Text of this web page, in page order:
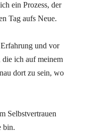
ein Prozess, der
Tag aufs Neue.
und vor
ich auf meinem
dort zu sein, wo
Selbstvertrauen
bin.